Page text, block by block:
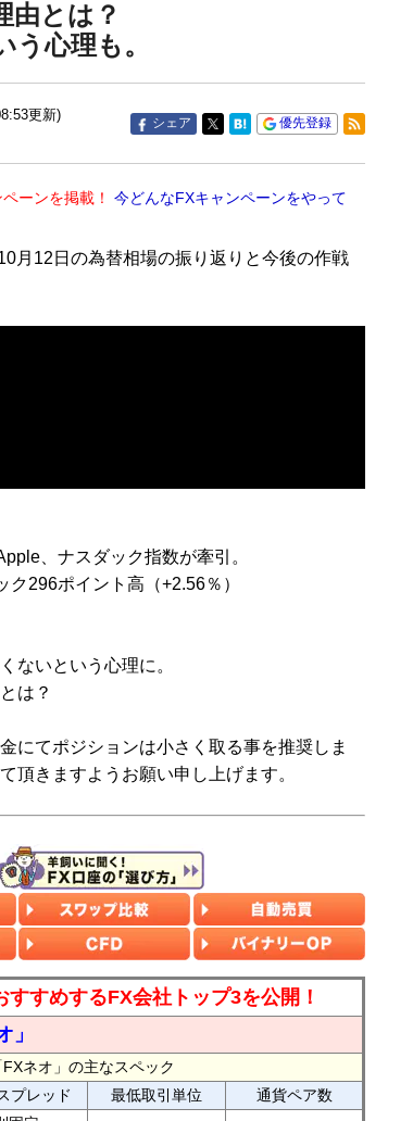
由とは？
心理も。
更新)
シェア 優先登録
ーンを掲載！
今どんなFXキャンペーンをやって
月12日の為替相場の振り返りと今後の作戦
、ナスダック指数が牽引。
296ポイント高（+2.56％）
ないという心理に。
は？
にてポジションは小さく取る事を推奨しま
頂きますようお願い申し上げます。
すすめするFX会社トップ3を公開！
」
ネオ」の主なスペック
プレッド 最低取引単位
通貨ペア数